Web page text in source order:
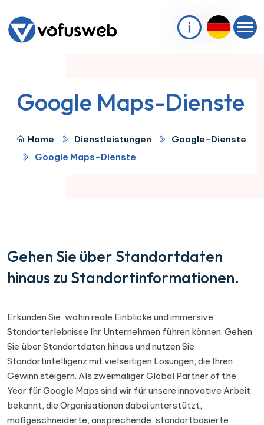
Google Maps-Dienste
Home Dienstleistungen
Google-Dienste
Google Maps-Dienste
Gehen Sie über Standortdaten
hinaus zu Standortinformationen.
Erkunden Sie, wohin reale Einblicke und immersive
Standorterlebnisse Ihr Unternehmen führen können. Gehen
Sie über Standortdaten hinaus und nutzen Sie
Standortintelligenz mit vielseitigen Lösungen, die Ihren
Gewinn steigern. Als zweimaliger Global Partner of the
Year für Google Maps sind wir für unsere innovative Arbeit
bekannt, die Organisationen dabei unterstützt,
maßgeschneiderte, ansprechende, standortbasierte